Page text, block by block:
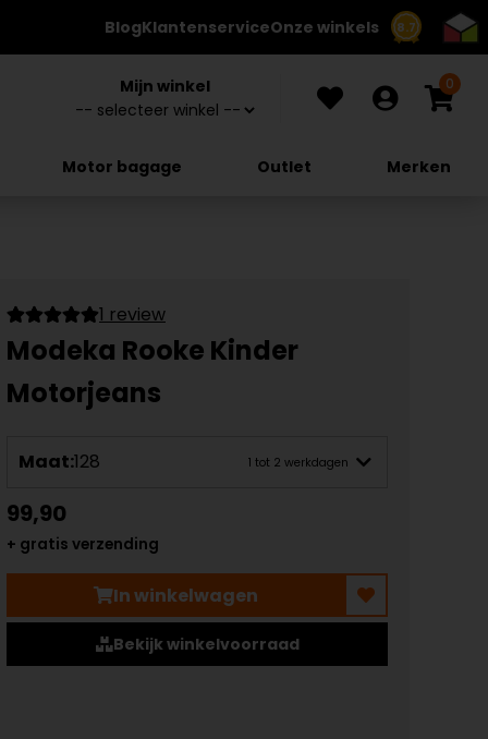
8.7
BlogKlantenserviceOnze winkels
Mijn winkel 0
Motor bagage Outlet Merken
1 review
Modeka Rooke Kinder
Motorjeans
Maat:128 1 tot 2 werkdagen
99,90
+ gratis verzending
In winkelwagen
Bekijk winkelvoorraad